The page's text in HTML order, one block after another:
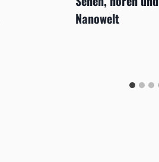
Nanowelt